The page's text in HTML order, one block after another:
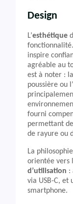
Design
L’esthétique
inspire
agréable au
est à noter :
poussière ou
fourni
permettant
de rayure ou
La
orientée vers
d’utilisation :
via USB-C,
smartphone.